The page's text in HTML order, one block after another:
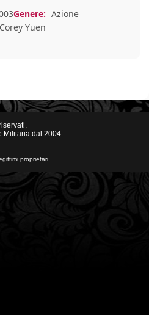
Genere: Azione
Corey Yuen
Militaria dal 2004.
proprietari.